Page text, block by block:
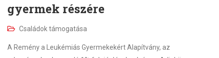
gyermek részére
Családok támogatása
A Remény a Leukémiás Gyermekekért Alapítvány, az